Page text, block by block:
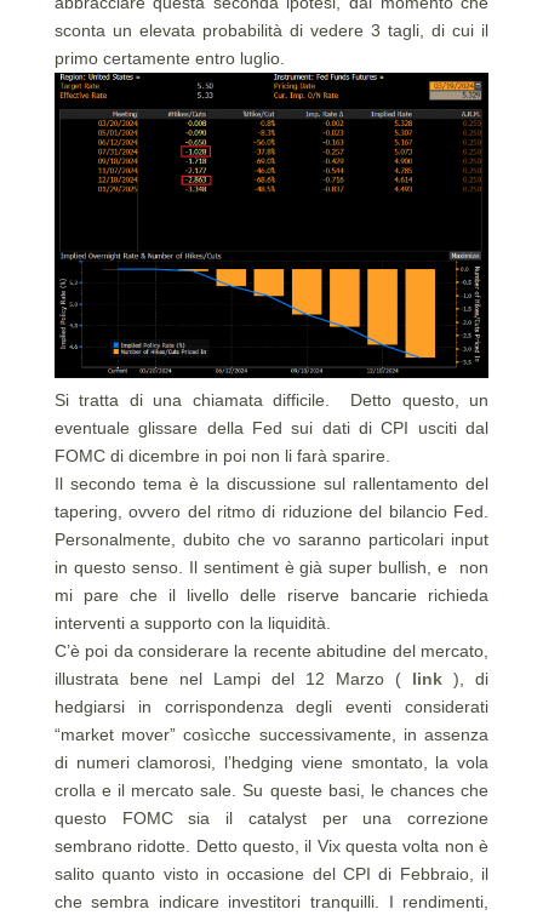
sconta un elevata probabilità di vedere 3 tagli, di cui il
primo certamente entro luglio.
Si tratta di una chiamata difficile. Detto questo, un
eventuale glissare della Fed sui dati di CPI usciti dal
FOMC di dicembre in poi non li farà sparire.
Il secondo tema è la discussione sul rallentamento del
tapering, ovvero del ritmo di riduzione del bilancio Fed.
Personalmente, dubito che vo saranno particolari input
in questo senso. Il sentiment è già super bullish, e non
mi pare che il livello delle riserve bancarie richieda
interventi a supporto con la liquidità.
C’è poi da considerare la recente abitudine del mercato,
illustrata bene nel Lampi del 12 Marzo ( link ), di
hedgiarsi in corrispondenza degli eventi considerati
“market mover” cosìcche successivamente, in assenza
di numeri clamorosi, l’hedging viene smontato, la vola
crolla e il mercato sale. Su queste basi, le chances che
questo FOMC sia il catalyst per una correzione
sembrano ridotte. Detto questo, il Vix questa volta non è
salito quanto visto in occasione del CPI di Febbraio, il
che sembra indicare investitori tranquilli. I rendimenti,